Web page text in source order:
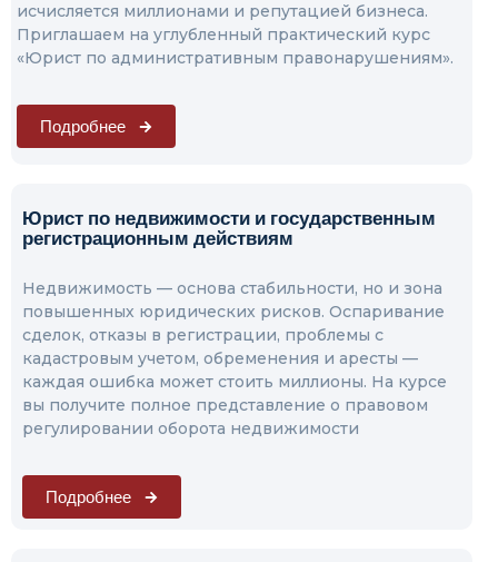
исчисляется миллионами и репутацией бизнеса.
Приглашаем на углубленный практический курс
«Юрист по административным правонарушениям».
Подробнее
Юрист по недвижимости и государственным
регистрационным действиям
Недвижимость — основа стабильности, но и зона
повышенных юридических рисков. Оспаривание
сделок, отказы в регистрации, проблемы с
кадастровым учетом, обременения и аресты —
каждая ошибка может стоить миллионы. На курсе
вы получите полное представление о правовом
регулировании оборота недвижимости
Подробнее